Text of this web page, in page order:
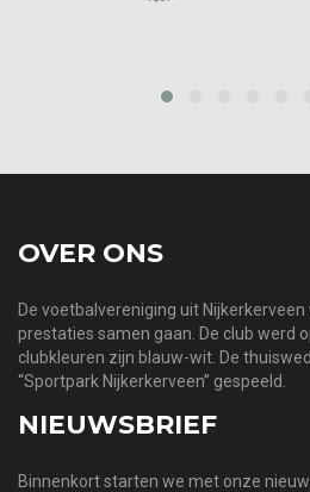
OVER ONS
De voetbalvereniging uit
prestaties samen gaan. De club werd
clubkleuren zijn blauw-wit. De
“Sportpark Nijkerkerveen” gespeeld.
NIEUWSBRIEF
Binnenkort starten we met onze